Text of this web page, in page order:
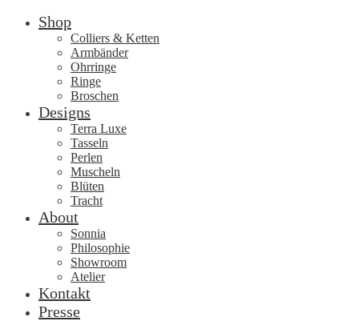
Shop
Colliers & Ketten
Armbänder
Ohrringe
Ringe
Broschen
Designs
Terra Luxe
Tasseln
Perlen
Muscheln
Blüten
Tracht
About
Sonnia
Philosophie
Showroom
Atelier
Kontakt
Presse